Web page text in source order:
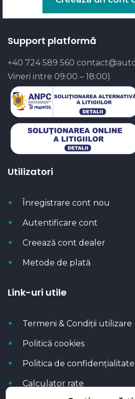
Support platformă
+40 724 589 560
Vineri intre 09:00 – 18:00)
Utilizatori
Înregistrare cont nou
Autentificare cont
Creează cont dealer
Metode de plată
Link-uri utile
Termeni & Condiții utilizare
Politică cookies
Politica de confidențialitate
Calculator rate